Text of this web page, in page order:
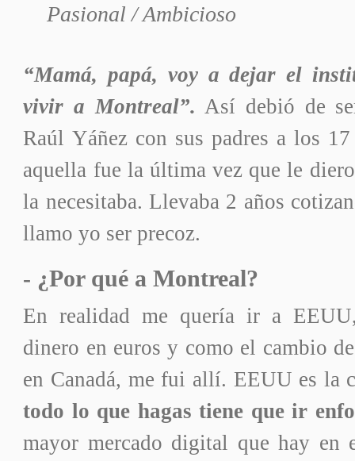
Pasional / Ambicioso
“Mamá, papá, voy a dejar el
vivir a Montreal”. Así debió de
Raúl Yáñez con sus padres a los
aquella fue la última vez que le
la necesitaba. Llevaba 2 años
llamo yo ser precoz.
- ¿Por qué a Montreal?
En realidad me quería ir a
dinero en euros y como el cambio
en Canadá, me fui allí. EEUU es la
todo lo que hagas tiene que ir
mayor mercado digital que hay en